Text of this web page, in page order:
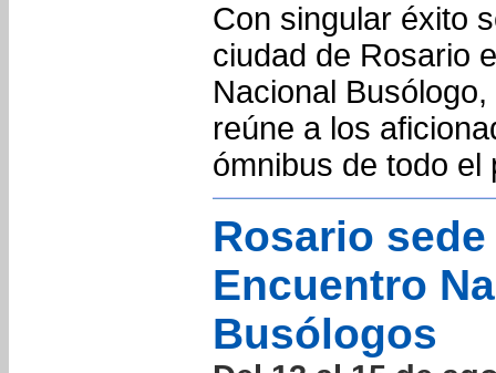
Con singular éxito
ciudad de Rosario
Nacional
reúne a los
ómnibus de todo
Rosario
Encuentro
Busólogos